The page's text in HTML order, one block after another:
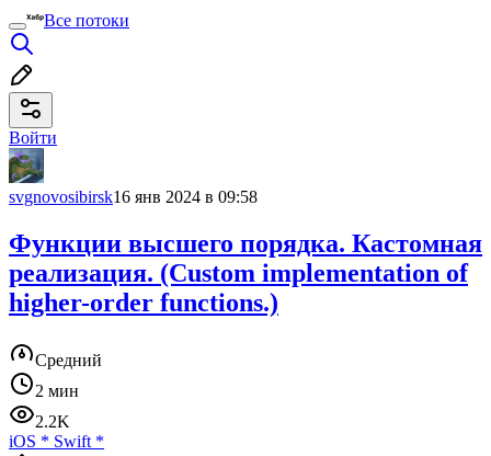
Все потоки
Войти
svgnovosibirsk16 янв 2024 в 09:58
Функции высшего порядка. Кастомная
реализация. (Custom implementation of
higher-order functions.)
Средний
2 мин
2.2K
iOS * Swift *